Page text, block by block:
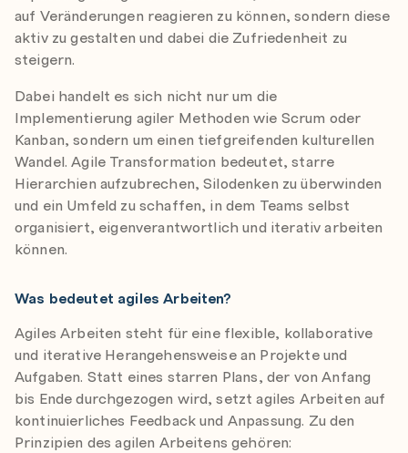
auf Veränderungen reagieren zu können, sondern diese
aktiv zu gestalten und dabei die Zufriedenheit zu
steigern.
Dabei handelt es sich nicht nur um die
Implementierung agiler Methoden wie Scrum oder
Kanban, sondern um einen tiefgreifenden kulturellen
Wandel. Agile Transformation bedeutet, starre
Hierarchien aufzubrechen, Silodenken zu überwinden
und ein Umfeld zu schaffen, in dem Teams selbst
organisiert, eigenverantwortlich und iterativ arbeiten
können.
Was bedeutet agiles Arbeiten?
Agiles Arbeiten steht für eine flexible, kollaborative
und iterative Herangehensweise an Projekte und
Aufgaben. Statt eines starren Plans, der von Anfang
bis Ende durchgezogen wird, setzt agiles Arbeiten auf
kontinuierliches Feedback und Anpassung. Zu den
Prinzipien des agilen Arbeitens gehören: